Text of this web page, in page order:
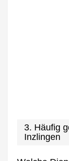
3. Häufig
Inzlingen